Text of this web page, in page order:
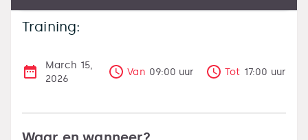
Training:
March 15,
2026
Van 09:00 uur Tot 17:00 uur